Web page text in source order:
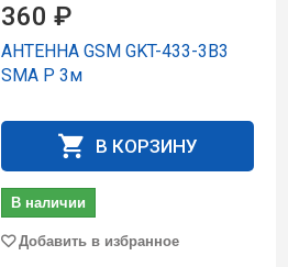
360 ₽
АНТЕННА GSM GKT-433-3B3
SMA P 3м
В КОРЗИНУ
В наличии
Добавить в избранное